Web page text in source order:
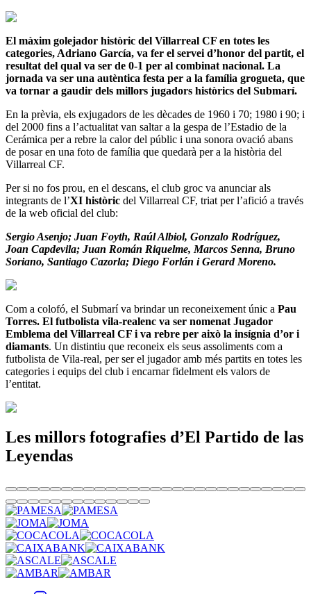
El màxim golejador històric del Villarreal CF en totes les
categories, Adriano García, va fer el servei d’honor del partit, el
resultat del qual va ser de 0-1 per al combinat nacional. La
jornada va ser una autèntica festa per a la família grogueta, que
va tornar a gaudir dels millors jugadors històrics del Submarí.
En la prèvia, els exjugadors de les dècades de 1960 i 70; 1980 i 90; i
del 2000 fins a l’actualitat van saltar a la gespa de l’Estadio de la
Cerámica per a rebre la calor del públic i una sonora ovació abans
de posar en una foto de família que quedarà per a la història del
Villarreal CF.
Per si no fos prou, en el descans, el club groc va anunciar als
integrants de l’XI històric del Villarreal CF, triat per l’afició a través
de la web oficial del club:
Sergio Asenjo; Juan Foyth, Raúl Albiol, Gonzalo Rodríguez,
Joan Capdevila; Juan Román Riquelme, Marcos Senna, Bruno
Soriano, Santiago Cazorla; Diego Forlán i Gerard Moreno.
Com a colofó, el Submarí va brindar un reconeixement únic a Pau
Torres. El futbolista vila-realenc va ser nomenat Jugador
Emblema del Villarreal CF i va rebre per això la insígnia d’or i
diamants. Un distintiu que reconeix els seus assoliments com a
futbolista de Vila-real, per ser el jugador amb més partits en totes les
categories i equips del club i encarnar fidelment els valors de
l’entitat.
Les millors fotografies d’El Partido de las
Leyendas